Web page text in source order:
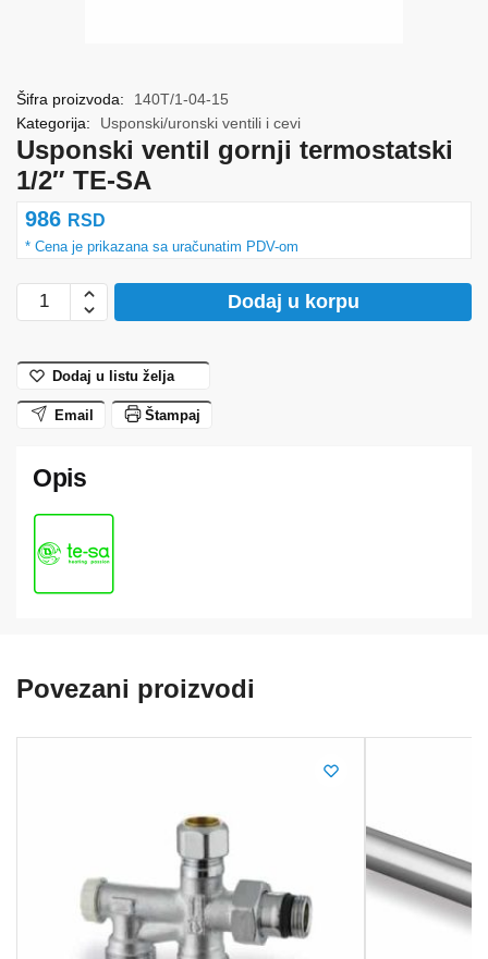
Usponski ventil gornji termostatski
1/2″ TE-SA
986 RSD
Usponski
ventil
termostatski
1/2"
TE-
količina
Dodaj u korpu
Šifra proizvoda:
140T/1-04-15
Kategorija:
Usponski/uronski ventili i cevi
Dodaj u listu želja
Email Štampaj
Povezani proizvodi